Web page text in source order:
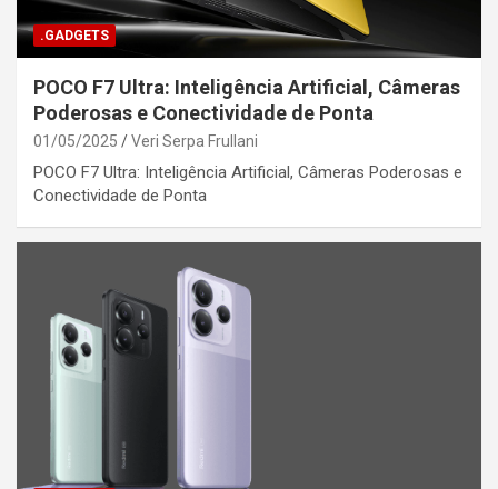
.GADGETS
POCO F7 Ultra: Inteligência Artificial, Câmeras
Poderosas e Conectividade de Ponta
01/05/2025 Veri Serpa Frullani
POCO F7 Ultra: Inteligência Artificial, Câmeras Poderosas e
Conectividade de Ponta